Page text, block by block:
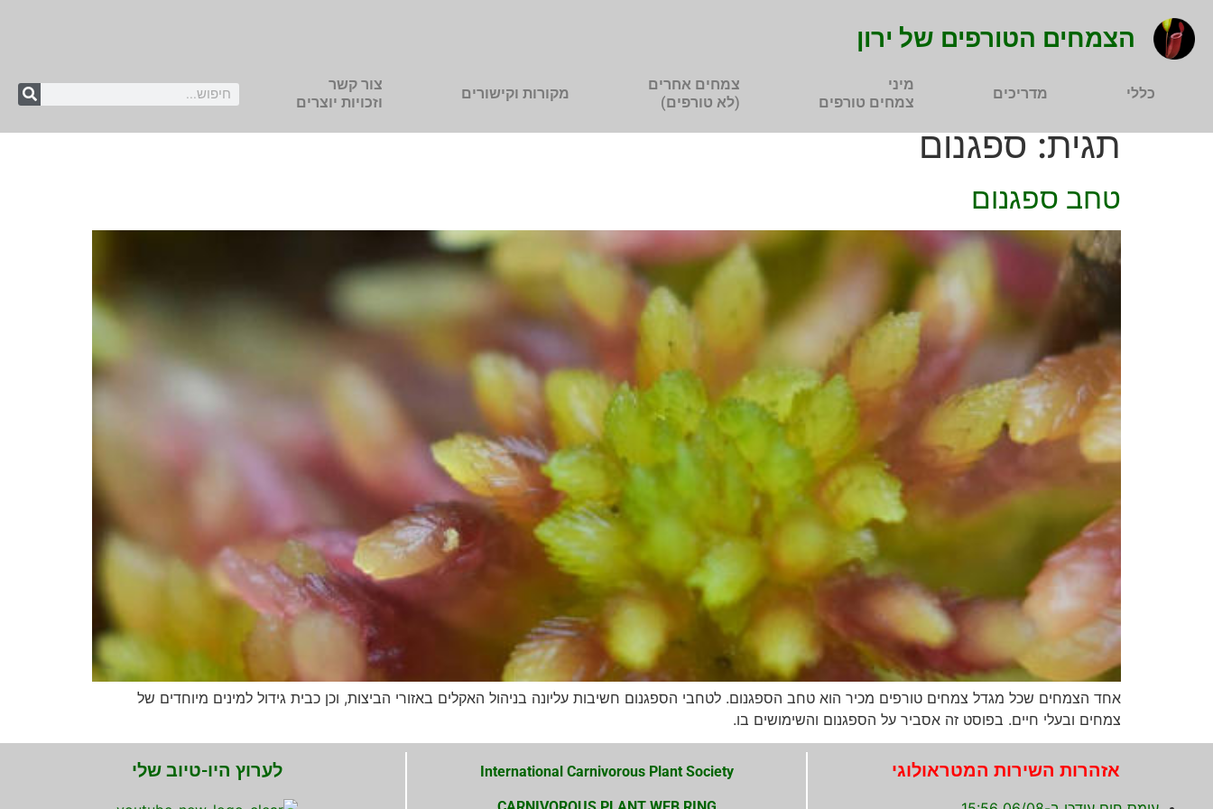
הצמחים הטורפים של ירון
כללי מדריכים
מיני
צמחים טורפים
צמחים אחרים
(לא טורפים)
מקורות וקישורים
צור קשר
וזכויות יוצרים
תגית:ספגנום
טחב ספגנום
אחד הצמחים שכל מגדל צמחים טורפים מכיר הוא טחב הספגנום. לטחבי הספגנום חשיבות עליונה בניהול האקלים באזורי הביצות, וכן כבית גידול למינים מיוחדים של
צמחים ובעלי חיים. בפוסט זה אסביר על הספגנום והשימושים בו.
אזהרות השירות המטראולוגי International Carnivorous Plant Society לערוץ היו-טיוב שלי